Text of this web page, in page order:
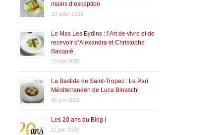
mains d’exception
20 juillet 2026
Le Mas Les Eydins : l’Art de vivre et de
recevoir d’Alexandra et Christophe
Bacquié
22 juin 2026
La Bastide de Saint-Tropez : Le Pari
Méditerranéen de Luca Binaschi
16 juin 2026
Les 20 ans du Blog !
11 juin 2026